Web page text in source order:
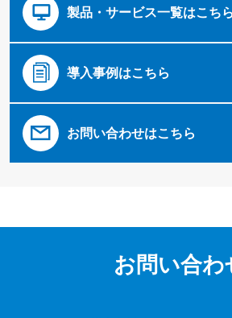
製品・サービス一覧はこちら
導入事例はこちら
お問い合わせはこちら
お問い合わ